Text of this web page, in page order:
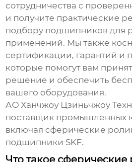
сотрудничества с
и получите практические
подбору подшипников для
применений. Мы также
сертификации, гарантий и
которые помогут вам
решение и обеспечить
вашего оборудования.
АО Ханчжоу Цзиньчжоу
поставщик промышленных
включая сферические
подшипники SKF.
Что такое